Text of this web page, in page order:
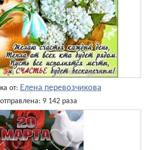
от: Елена перевозчикова
отправлена: 9 142 раза